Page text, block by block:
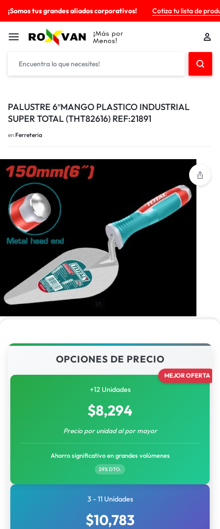
¡Somos tus grandes aliados corporativos! Cotiza tu lista de
PALUSTRE 6″MANGO PLASTICO INDUSTRIAL
SUPER TOTAL (THT82616) REF:21891
en Ferreteria
1/1
OPCIONES DE PRECIO
MEJOR OFERTA
+12 Unidades
$8,294
Precio por unidad al por mayor
Ahorro significativo en grandes volúmenes
29% DTO.
3 - 11 Unidades
$10,783